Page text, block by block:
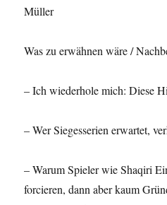
Müller
Was zu erwähnen wäre /
– Ich wiederhole mich: Diese
– Wer Siegesserien erwartet,
– Warum Spieler wie Shaqiri
forcieren, dann aber kaum